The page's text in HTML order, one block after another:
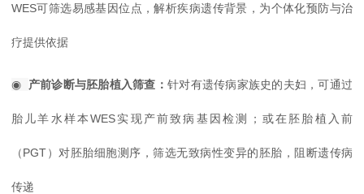
WES可筛选易感基因位点，解析疾病遗传背景，为个体化预防与治
疗提供依据
◉ 产前诊断与胚胎植入筛查：针对有遗传病家族史的夫妇，可通过
胎儿羊水样本WES实现产前致病基因检测；或在胚胎植入前
（PGT）对胚胎细胞测序，筛选无致病性变异的胚胎，阻断遗传病
传递